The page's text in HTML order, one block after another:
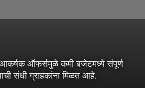
ऑफर्समुळे कमी बजेटमध्ये संपूर्ण
संधी ग्राहकांना मिळत आहे.